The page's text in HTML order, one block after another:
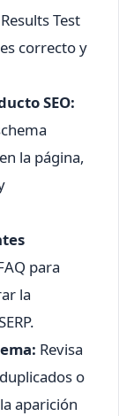
Test
correcto y
SEO:
la página,
para
la
Revisa
o
aparición